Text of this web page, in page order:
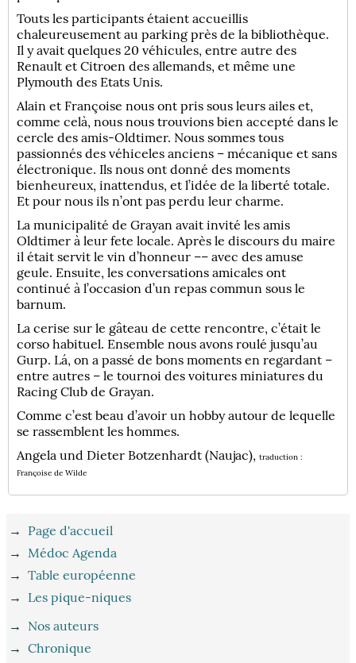
Touts les participants étaient accueillis
chaleureusement au parking près de la bibliothèque.
Il y avait quelques 20 véhicules, entre autre des
Renault et Citroen des allemands, et même une
Plymouth des Etats Unis.
Alain et Françoise nous ont pris sous leurs ailes et,
comme celà, nous nous trouvions bien accepté dans le
cercle des amis-Oldtimer. Nous sommes tous
passionnés des véhiceles anciens – mécanique et sans
électronique. Ils nous ont donné des moments
bienheureux, inattendus, et l’idée de la liberté totale.
Et pour nous ils n’ont pas perdu leur charme.
La municipalité de Grayan avait invité les amis
Oldtimer à leur fete locale. Après le discours du maire
il était servit le vin d’honneur –– avec des amuse
geule. Ensuite, les conversations amicales ont
continué à l’occasion d’un repas commun sous le
barnum.
La cerise sur le gâteau de cette rencontre, c’était le
corso habituel. Ensemble nous avons roulé jusqu’au
Gurp. Lá, on a passé de bons moments en regardant –
entre autres – le tournoi des voitures miniatures du
Racing Club de Grayan.
Comme c’est beau d’avoir un hobby autour de lequelle
se rassemblent les hommes.
Angela und Dieter Botzenhardt (Naujac),traduction :
Françoise de Wilde
→ Page d'accueil
→ Médoc Agenda
→Table européenne
→ Les pique-niques
→ Nos auteurs
→Chronique